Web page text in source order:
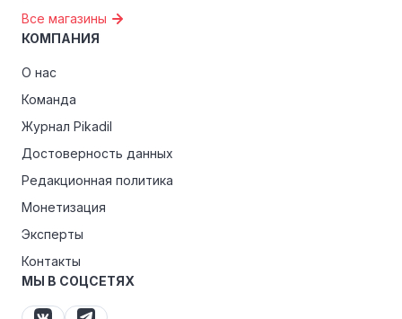
Все магазины
КОМПАНИЯ
О нас
Команда
Журнал Pikadil
Достоверность данных
Редакционная политика
Монетизация
Эксперты
Контакты
МЫ В СОЦСЕТЯХ